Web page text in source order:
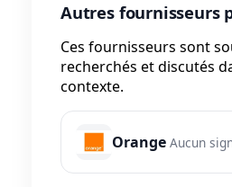
Autres fournisseurs
Ces fournisseurs sont
recherchés et discutés
contexte.
Orange Aucun